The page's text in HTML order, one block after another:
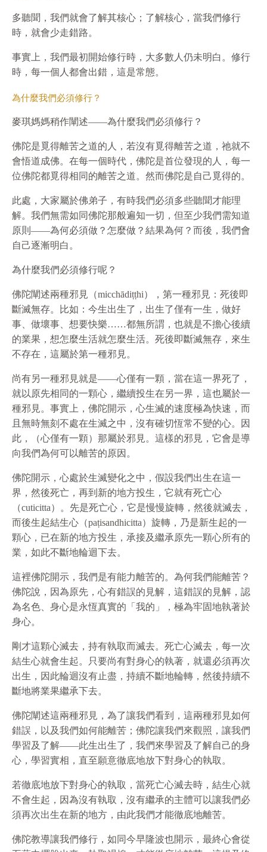
多聽聞，我們就會了解其核心；了解核心，當我們修行
時，就會少走錯路。
事實上，我們最初開始修行時，大多數人仍未明白。修行
時，每一個人都會出錯，這是常態。
為什麼我們必須修行？
麥琪媽媽稍作闡述——為什麼我們必須修行？
佛陀是覓得離苦之道的人，若沒有覓得離苦之道，祂就不
會悟道成佛。在每一個時代，佛陀是首位發現的人，每一
位佛陀都覓得相同的離苦之道。然而佛陀是自己覓得的。
此處，大家屬於佛弟子，有時我們必須多些聽聞才能理
解。我們無需如同佛陀那般遍知一切，但至少我們需知道
原則——為何必須做？怎麼做？結果為何？而後，我們會
自己逐漸明白。
為什麼我們必須修行呢？
佛陀闡述兩種邪見（micchādiṭṭhi），第一種邪見：死後即
斷滅無存。比如：今生出生了，出生了僅有一生，做好
事、做壞事、想要快樂……都無所謂，也就是不擔心後續
的業果，想怎麼生活就怎麼生活。死後即斷滅無存，來生
不存在，這屬於第一種邪見。
尚有另一種邪見就是——心僅有一顆，當在這一界死了，
就以原先相同的一顆心，繼續投生在另一界，這也屬於一
種邪見。事實上，佛陀開示，心生滅的速度極為快速，而
且無時無刻不處在生滅之中，沒有確切恆常不變的心。因
此，（心僅有一顆）那屬於邪見。這樣的邪見，它會是導
向我們為何可以離苦的原因。
佛陀開示，心處於生滅變化之中，假設我們出生在這一
界，然後死亡，再到新的地方投生，它就有死亡心
（cuticitta）。先是死亡心，它是慢慢旋轉，然後就滅去，
而後生起結生心（paṭisandhicitta）旋轉，乃是新生起的一
顆心，已在新的地方投生，承接及繼承原先一顆心所有的
業，如此不斷地輪迴下去。
這裡佛陀開示，我們是有能力離苦的。為何我們能離苦？
佛陀說，因為原先，心有錯誤的見解，這錯誤的見解，認
為名色、身心是永恆真實的「我的」，極為牢固地執著於
身心。
剛才這顆心滅去，持有執取而滅去。死亡心滅去，每一次
結生心就會生起。只要尚有對身心的執著，就還必須再次
出生，因此輪迴沒有止盡，持續不斷地輪轉，然後持續不
斷地將業果繼承下去。
佛陀闡述這兩種邪見，為了讓我們看到，這兩種邪見如何
錯誤，以及我們如何能離苦；佛陀讓我們來觀照，讓我們
學習及了解——此生出生了，我們來學習及了解自己的身
心，學習實相，直至願意徹底地放下對身心的執取。
若徹底地放下對身心的執取，當死亡心滅去時，結生心就
不會生起，因為沒有執取，沒有繼承的主體可以讓我們必
須再次出生在新的地方，由此我們才能徹底地離苦。
佛陀教導讓我們修行，如同今早隆波也開示，最終心會從